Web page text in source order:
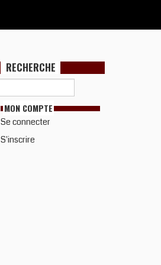
RECHERCHE
MON COMPTE
Se connecter
S'inscrire